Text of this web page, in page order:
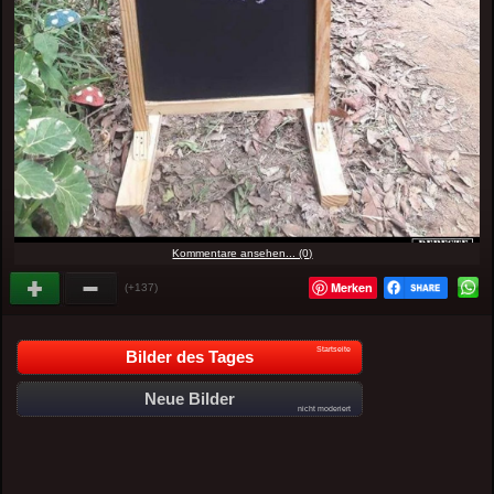
Kommentare ansehen... (0)
(+137) Merken
Bilder des Tages Startseite
Neue Bilder
nicht moderiert